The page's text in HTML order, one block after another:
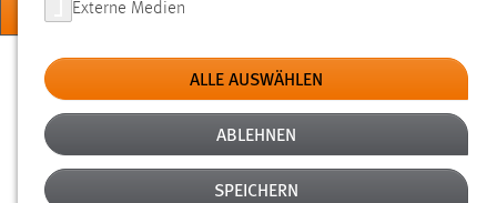
Sie sind hier:
Professorinnen und Professoren Prof. Dr.-Ing. habil. Sonja Bauer
Vorträge
VORTRÄGE UND KONFERENZBEITRÄGE
Externe Medien
ALLE AUSWÄHLEN
ABLEHNEN
SPEICHERN